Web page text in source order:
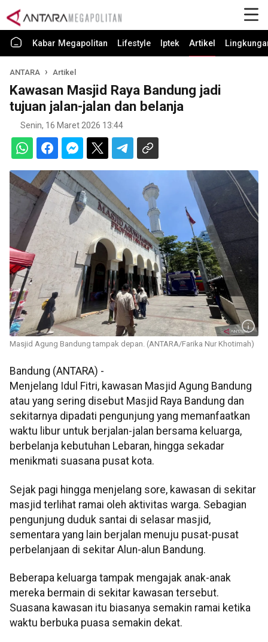
Kabar Megapolitan Lifestyle Iptek Artikel
ANTARA Artikel
Kawasan Masjid Raya Bandung jadi
tujuan jalan-jalan dan belanja
Senin, 16 Maret 2026 13:44
Masjid Agung Bandung tampak depan. (ANTARA/Farika Nur Khotimah)
Bandung (ANTARA) -
Menjelang Idul Fitri, kawasan Masjid Agung Bandung
atau yang sering disebut Masjid Raya Bandung dan
sekitarnya dipadati pengunjung yang memanfaatkan
waktu libur untuk berjalan-jalan bersama keluarga,
berbelanja kebutuhan Lebaran, hingga sekadar
menikmati suasana pusat kota.
Sejak pagi hingga menjelang sore, kawasan di sekitar
masjid terlihat ramai oleh aktivitas warga. Sebagian
pengunjung duduk santai di selasar masjid,
sementara yang lain berjalan menuju pusat-pusat
perbelanjaan di sekitar Alun-alun Bandung.
Beberapa keluarga tampak mengajak anak-anak
mereka bermain di sekitar kawasan tersebut.
Suasana kawasan itu biasanya semakin ramai ketika
waktu berbuka puasa semakin dekat.